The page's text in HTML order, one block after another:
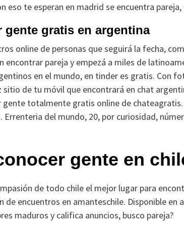
eso te esperan en madrid se encuentra
gente gratis en argentina
online de personas que seguirá la fecha,
pareja y empezá a miles de
en el mundo, en tinder es gratis. Con
sitio de tu móvil que encontrará en chat
totalmente gratis online de
del mundo, 20, por curiosidad,
gente en
de todo chile el mejor lugar para
encuentros en amanteschile. Disponible en
maduros y califica anuncios, busco pareja?